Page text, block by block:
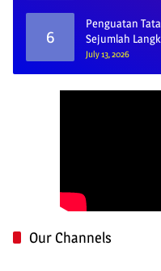
6
Penguatan
Sejumlah
July 13, 2026
Our Channels